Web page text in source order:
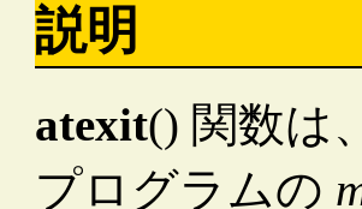
説明
atexit() 関数は
プログラムの